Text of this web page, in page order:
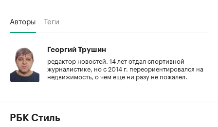
Авторы Теги
Георгий Трушин
редактор новостей. 14 лет отдал спортивной
журналистике, но с 2014 г. переориентировался на
недвижимость, о чем еще ни разу не пожалел.
РБК Стиль